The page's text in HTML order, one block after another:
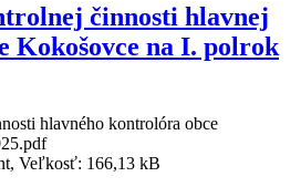
činnosti hlavnej
Kokošovce na I. polrok
hlavného kontrolóra obce
Veľkosť: 166,13 kB